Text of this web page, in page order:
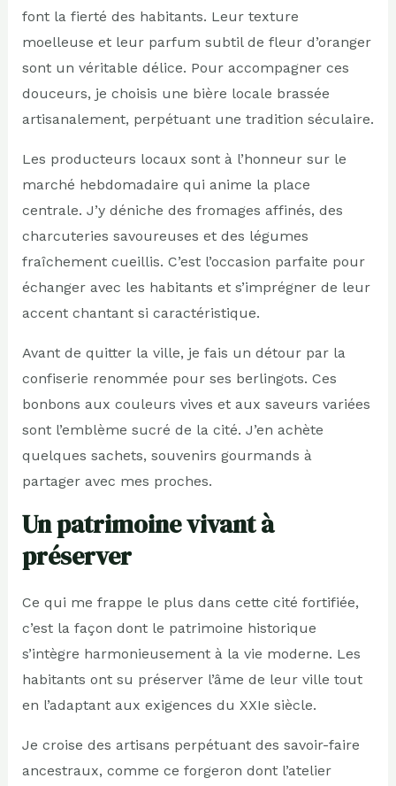
font la fierté des habitants. Leur texture
moelleuse et leur parfum subtil de fleur d’oranger
sont un véritable délice. Pour accompagner ces
douceurs, je choisis une bière locale brassée
artisanalement, perpétuant une tradition séculaire.
Les producteurs locaux sont à l’honneur sur le
marché hebdomadaire qui anime la place
centrale. J’y déniche des fromages affinés, des
charcuteries savoureuses et des légumes
fraîchement cueillis. C’est l’occasion parfaite pour
échanger avec les habitants et s’imprégner de leur
accent chantant si caractéristique.
Avant de quitter la ville, je fais un détour par la
confiserie renommée pour ses berlingots. Ces
bonbons aux couleurs vives et aux saveurs variées
sont l’emblème sucré de la cité. J’en achète
quelques sachets, souvenirs gourmands à
partager avec mes proches.
Un patrimoine vivant à
préserver
Ce qui me frappe le plus dans cette cité fortifiée,
c’est la façon dont le patrimoine historique
s’intègre harmonieusement à la vie moderne. Les
habitants ont su préserver l’âme de leur ville tout
en l’adaptant aux exigences du XXIe siècle.
Je croise des artisans perpétuant des savoir-faire
ancestraux, comme ce forgeron dont l’atelier